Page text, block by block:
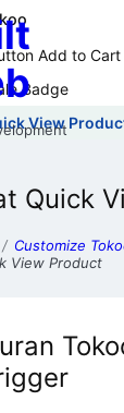
Add to Cart
Badge
View
Quick
Customize
View Product